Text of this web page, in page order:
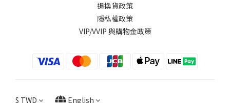
退換貨政策
隱私權政策
VIP/VVIP 與購物金政策
$ TWD English